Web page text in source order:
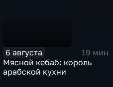
6 августа
19 мин
Мясной кебаб: король
арабской кухни